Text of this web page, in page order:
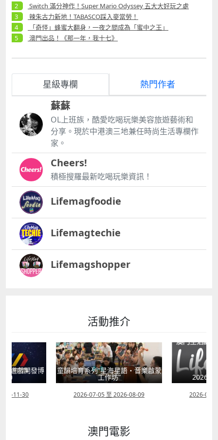
Switch 滿分神作！Super Mario Odyssey 五大大好玩之處
辣朱古力新地！TABASCO踩入麥當勞！
「奇怪」蜂蜜大翻身，一夜之間成為「蜜中之王」
澳門出品！《那一年，我十七》
星級專欄 熱門作者
蘇蘇
OL上班族，酷愛吃喝玩樂美容旅遊藝術和
分享。現於中港澳三地兼任時尚生活專欄作
家。
Cheers!
積極搜羅最新吃喝玩樂資訊！
Lifemagfoodie
Lifemagtechie
Lifemagshopper
活動推介
（遊戲開發博
節）
11-30
童韻培育系列“星海星語・音樂啟蒙
工作坊”
2026-07-05 至 2026-08-09
2026年
2026-07-
澳門電影